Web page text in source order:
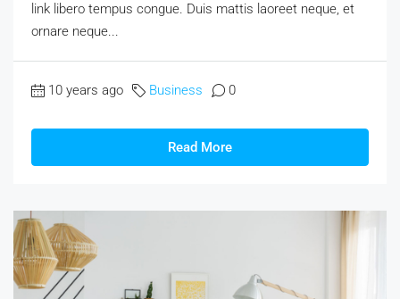
link libero tempus congue. Duis mattis laoreet neque, et
ornare neque...
10 years ago Business 0
Read More